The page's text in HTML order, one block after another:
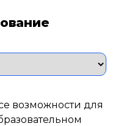
возможности для